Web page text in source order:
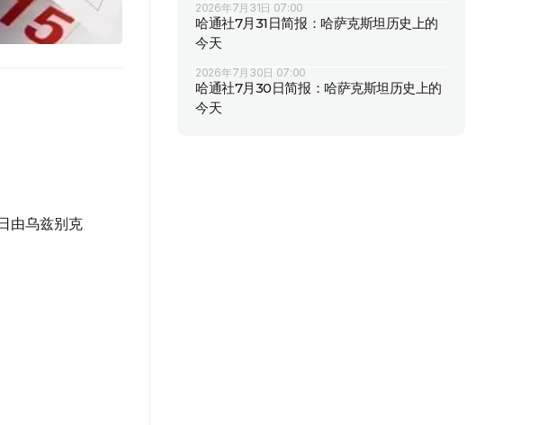
由乌兹别克
2026年7月31日 07:00
哈通社7月31日简报：哈萨克斯坦历史上的
今天
2026年7月30日 07:00
哈通社7月30日简报：哈萨克斯坦历史上的
今天